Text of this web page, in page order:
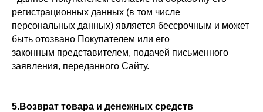
регистрационных данных (в том числе
персональных данных) является бессрочным и может
быть отозвано Покупателем или его
законным представителем, подачей письменного
заявления, переданного Сайту.
5.Возврат товара и денежных средств